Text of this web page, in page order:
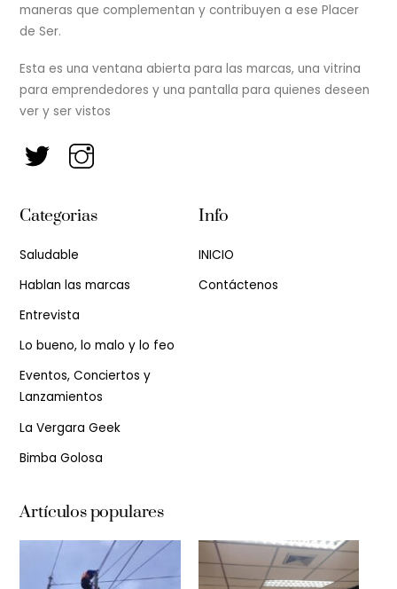
maneras que complementan y contribuyen a ese Placer
de Ser.
Esta es una ventana abierta para las marcas, una vitrina
para emprendedores y una pantalla para quienes deseen
ver y ser vistos
Categorias
Saludable
Hablan las marcas
Entrevista
Lo bueno, lo malo y lo feo
Eventos, Conciertos y
Lanzamientos
La Vergara Geek
Bimba Golosa
Info
INICIO
Contáctenos
Artículos populares